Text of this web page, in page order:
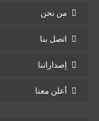
من نحن
اتصل بنا
إصداراتنا
أعلن معنا